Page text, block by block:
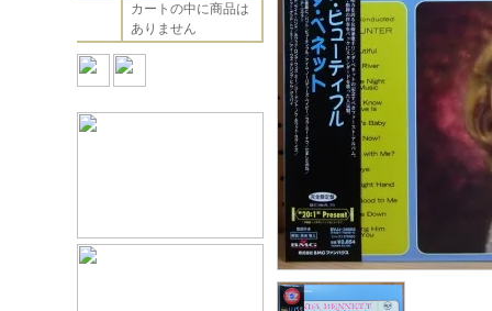
カートの中に商品は
ありません